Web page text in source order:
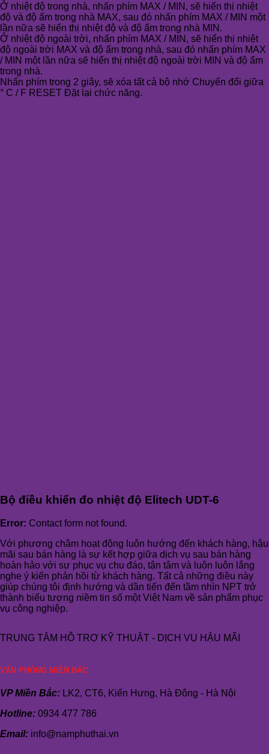
Ở nhiệt độ trong nhà, nhấn phím MAX / MIN, sẽ hiển thị nhiệt
độ và độ ẩm trong nhà MAX, sau đó nhấn phím MAX / MIN một
lần nữa sẽ hiển thị nhiệt độ và độ ẩm trong nhà MIN.
Ở nhiệt độ ngoài trời, nhấn phím MAX / MIN, sẽ hiển thị nhiệt
độ ngoài trời MAX và độ ẩm trong nhà, sau đó nhấn phím MAX
/ MIN một lần nữa sẽ hiển thị nhiệt độ ngoài trời MIN và độ ẩm
trong nhà.
Nhấn phím trong 2 giây, sẽ xóa tất cả bộ nhớ Chuyển đổi giữa
° C / F RESET Đặt lại chức năng.
Bộ điều khiển đo nhiệt độ Elitech UDT-6
Error: Contact form not found.
Với phương châm hoạt động luôn hướng đến khách hàng, hậu
mãi sau bán hàng là sự kết hợp giữa dịch vụ sau bán hàng
hoàn hảo với sự phục vụ chu đáo, tận tâm và luôn luôn lắng
nghe ý kiến phản hồi từ khách hàng. Tất cả những điều này
giúp chúng tôi định hướng và dần tiến đến tầm nhìn NPT trở
thành biểu tượng niềm tin số một Việt Nam về sản phẩm phục
vụ công nghiệp.
TRUNG TÂM HỖ TRỢ KỸ THUẬT - DỊCH VỤ HẬU MÃI
VĂN PHÒNG MIỀN BẮC
VP Miền Bắc: LK2, CT6, Kiến Hưng, Hà Đông - Hà Nội
Hotline: 0934 477 786
Email: info@namphuthai.vn